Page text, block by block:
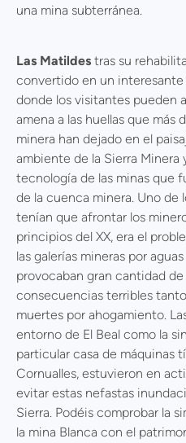
una mina subterránea.
Las Matildes tras su
convertido en un
donde los visitantes pueden
amena a las huellas que más
minera han dejado en el
ambiente de la Sierra
tecnología de las minas que
de la cuenca minera. Uno de
tenían que afrontar los
principios del XX, era el
las galerías mineras por
provocaban gran cantidad
consecuencias terribles
muertes por ahogamiento.
entorno de El Beal como la
particular casa de máquinas
Cornualles, estuvieron en
evitar estas nefastas
Sierra. Podéis comprobar la
la mina Blanca con el